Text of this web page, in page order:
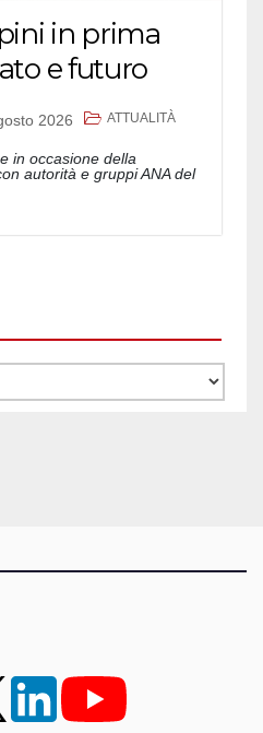
in prima
e futuro
2026 ATTUALITÀ
in occasione della
autorità e gruppi ANA del